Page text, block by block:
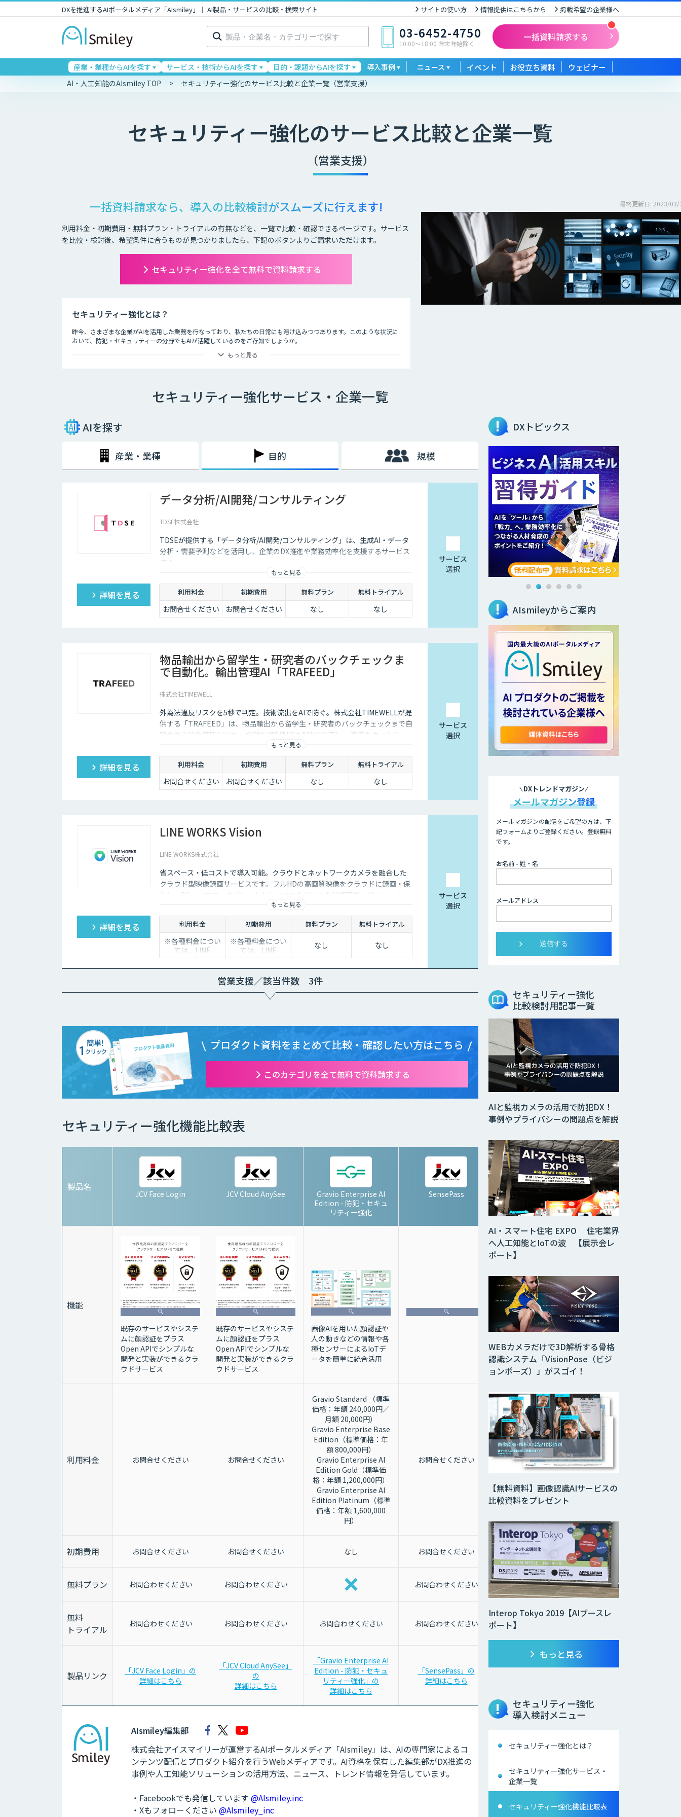
DXを推進するAIポータルメディア「AIsmiley」｜ AI製品・サービスの比較・検索サイト サイトの使い方 情報提供はこちらから 掲載希望の企業様へ
検
索: 03-6452-4750
10:00〜18:00 年末年始除く
一括資料請求する
産業・業種からAIを探す サービス・技術からAIを探す 目的・課題からAIを探す 導入事例 ニュース イベント お役立ち資料 ウェビナー
AI・人工知能のAIsmiley TOP セキュリティー強化のサービス比較と企業一覧（営業支援）
セキュリティー強化のサービス比較と企業一覧
（営業支援）
一括資料請求なら、導入の比較検討がスムーズに行えます!
利用料金・初期費用・無料プラン・トライアルの有無などを、一覧で比較・確認できるページです。サービス
を比較・検討後、希望条件に合うものが見つかりましたら、下記のボタンよりご請求いただけます。
セキュリティー強化を全て無料で資料請求する
最終更新日: 2023/03/
セキュリティー強化とは？
昨今、さまざまな企業がAIを活用した業務を行なっており、私たちの日常にも溶け込みつつあります。このような状況に
おいて、防犯・セキュリティーの分野でもAIが活躍しているのをご存知でしょうか。
ライブ会場に導入した顔認証システムでチケット転売を防止したり、AIでクレジットカードの不正使用を検知したりする
守る上でも、AIの導入は大きな価値をもたらしています。
もっと見る
セキュリティー強化サービス・企業一覧
AIを探す
産業・業種 目的 規模
データ分析/AI開発/コンサルティング
TDSE株式会社
TDSEが提供する「データ分析/AI開発/コンサルティング」は、生成AI・データ
分析・需要予測などを活用し、企業のDX推進や業務効率化を支援するサービス
です。
もっと見る
詳細を見る 利用料金 初期費用 無料プラン 無料トライアル
お問合せください お問合せください なし なし
サービス
選択
物品輸出から留学生・研究者のバックチェックま
で自動化。輸出管理AI「TRAFEED」
株式会社TIMEWELL
外為法違反リスクを5秒で判定。技術流出をAIで防ぐ。株式会社TIMEWELLが提
供する「TRAFEED」は、物品輸出から留学生・研究者のバックチェックまで自
動化する輸出管理AIです 。複雑な規制判定を5秒で完了し 、高度なネットワー
ク分析で目に見えない流出リスクを最小化します 。
もっと見る
詳細を見る 利用料金 初期費用 無料プラン 無料トライアル
お問合せください お問合せください なし なし
サービス
選択
LINE WORKS Vision
LINE WORKS株式会社
省スペース・低コストで導入可能。クラウドとネットワークカメラを融合した
クラウド型映像録画サービスです。フルHDの高画質映像をクラウドに録画・保
存し、PC・スマホ・タブレットからいつでもどこでも確認可能。省スペース・
低コストで導入でき、安定した品質と柔軟な運用性を兼ね備えています。
もっと見る
詳細を見る 利用料金 初期費用 無料プラン 無料トライアル
※各種料金につい
ては、LINE
WORKS Visionの
販売店までお問合
※各種料金につい
ては、LINE
WORKS Visionの
販売店までお問合
せください。
なし なし
サービス
選択
営業支援／該当件数 3件
プロダクト資料をまとめて比較・確認したい方はこちら
このカテゴリを全て無料で資料請求する
セキュリティー強化機能比較表
製品名
JCV Face Login JCV Cloud AnySee
Gravio Enterprise AI
Edition - 防犯・セキュ
リティー強化
SensePass LINE eKYC
機能
既存のサービスやシステ
ムに顔認証をプラス
Open APIでシンプルな
開発と実装ができるクラ
ウドサービス
既存のサービスやシステ
ムに顔認証をプラス
Open APIでシンプルな
開発と実装ができるクラ
ウドサービス
画像AIを用いた顔認証や
人の動きなどの情報や各
種センサーによるIoTデ
ータを簡単に統合活用
LINEだからできる、スム
ンライン本人確認
利用料金 お問合せください お問合せください
Gravio Standard （標準
価格：年額 240,000円／
月額 20,000円）
Gravio Enterprise Base
Edition（標準価格：年
額 800,000円）
Gravio Enterprise AI
Edition Gold（標準価
格：年額 1,200,000円）
Gravio Enterprise AI
Edition Platinum（標準
価格：年額 1,600,000
円）
お問合せください お問合せください
初期費用 お問合せください お問合せください なし お問合せください お問合せください
無料プラン お問合わせください お問合わせください お問合わせください お問合わせください
無料
トライアル
お問合わせください お問合わせください お問合わせください お問合わせください お問合わせください
製品リンク
「JCV Face Login」の
詳細はこちら
「JCV Cloud AnySee」
の
詳細はこちら
「Gravio Enterprise AI
Edition - 防犯・セキュ
リティー強化」の
詳細はこちら
「SensePass」の
詳細はこちら
「LINE eKYC」の
AIsmiley編集部
株式会社アイスマイリーが運営するAIポータルメディア「AIsmiley」は、AIの専門家によるコ
ンテンツ配信とプロダクト紹介を行うWebメディアです。AI資格を保有した編集部がDX推進の
事例や人工知能ソリューションの活用方法、ニュース、トレンド情報を発信しています。
・Facebookでも発信しています @AIsmiley.inc
・Xもフォローください @AIsmiley_inc
DXトピックス
AIsmileyからご案内
DXトレンドマガジン
メールマガジン登録
メールマガジンの配信をご希望の方は、下
記フォームよりご登録ください。登録無料
です。
お名前 - 姓・名
メールアドレス
セキュリティー強化
比較検討用記事一覧
AIと監視カメラの活用で防犯DX！
事例やプライバシーの問題点を解説
【無料資料】画像認識AIサービスの
比較資料をプレゼント
AI・スマート住宅 EXPO 住宅業界
へ人工知能とIoTの波 【展示会レ
ポート】
Interop Tokyo 2019【AIブースレ
ポート】
WEBカメラだけで3D解析する骨格
認識システム「VisionPose（ビジ
ョンポーズ）」がスゴイ！
もっと見る
セキュリティー強化
導入検討メニュー
セキュリティー強化とは？
セキュリティー強化サービス・
企業一覧
セキュリティー強化機能比較表